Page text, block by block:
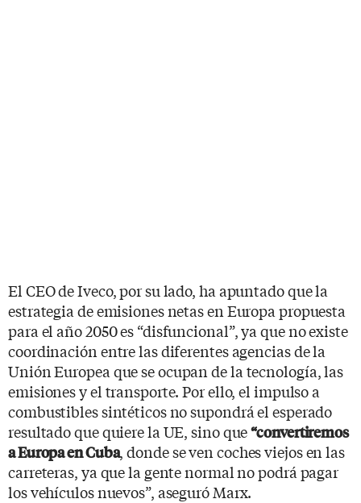
El CEO de Iveco, por su lado, ha apuntado que la
estrategia de emisiones netas en Europa propuesta
para el año 2050 es “disfuncional”, ya que no existe
coordinación entre las diferentes agencias de la
Unión Europea que se ocupan de la tecnología, las
emisiones y el transporte. Por ello, el impulso a
combustibles sintéticos no supondrá el esperado
resultado que quiere la UE, sino que“convertiremos
a Europa en Cuba, donde se ven coches viejos en las
carreteras, ya que la gente normal no podrá pagar
los vehículos nuevos”, aseguró Marx.